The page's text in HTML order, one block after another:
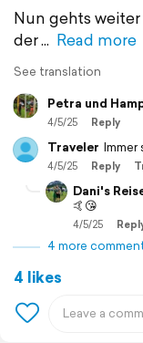
Nun gehts
der
Read more
See translation
Petra und
4/5/25 Reply
Traveler
4/5/25 Reply
Dani's
🤙😘
4/5/25
4 more
4 likes